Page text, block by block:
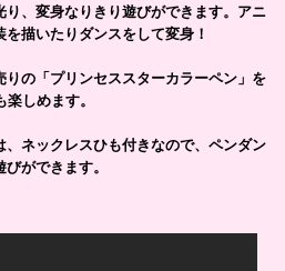
り、変身なりきり遊びができます。アニ
描いたりダンスをして変身！
の「プリンセススターカラーペン」を
しめます。
ネックレスひも付きなので、ペンダン
ができます。